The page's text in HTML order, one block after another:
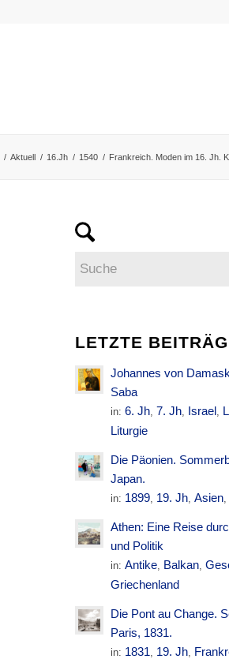
/ Aktuell / 16.Jh / 1540 / Frankreich. Moden im 16. Jh.
LETZTE
Johannes von
Saba
in:6. Jh, 7. Jh, Israel,
Liturgie
Die Päonien.
Japan.
in: 1899, 19. Jh,Asien
Athen: Eine Reise
und Politik
in:Antike, Balkan,
Griechenland
Die Pont au Change.
Paris, 1831.
in: 1831, 19. Jh,